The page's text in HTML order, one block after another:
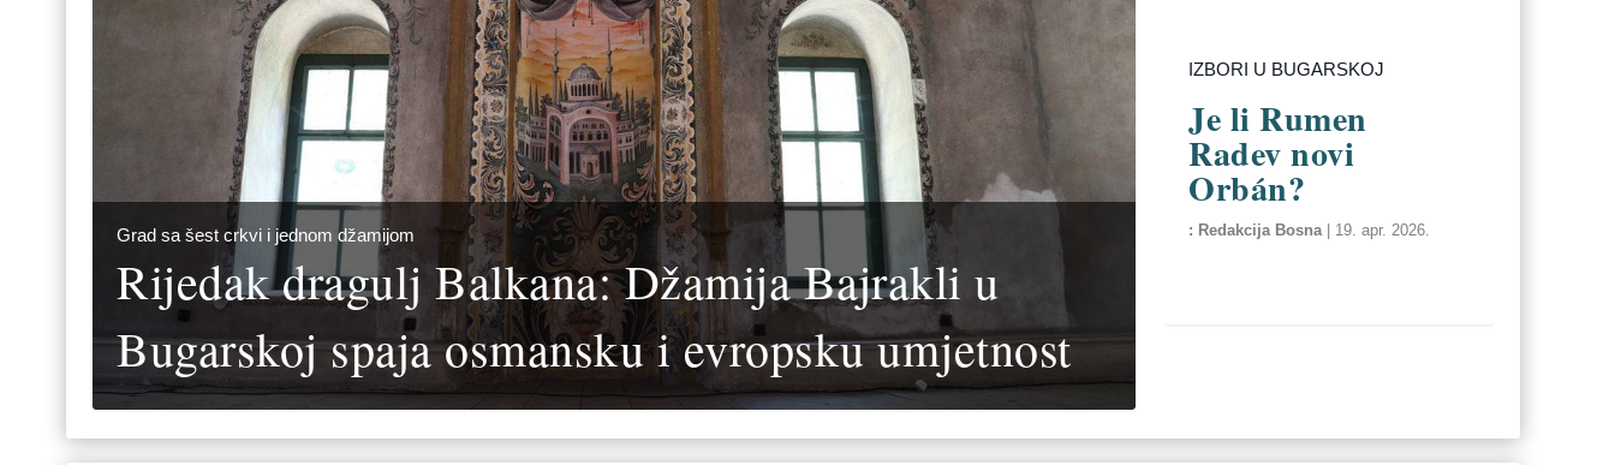
Grad sa šest crkvi i jednom džamijom
Rijedak dragulj Balkana: Džamija Bajrakli u
Bugarskoj spaja osmansku i evropsku umjetnost
IZBORI U BUGARSKOJ
Je li Rumen
Radev novi
Orbán?
Redakcija Bosna 19. apr. 2026.